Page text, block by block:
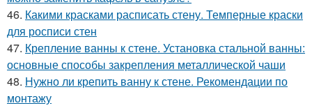
46. Какими красками расписать стену. Темперные краски
для росписи стен
47. Крепление ванны к стене. Установка стальной ванны:
основные способы закрепления металлической чаши
48. Нужно ли крепить ванну к стене. Рекомендации по
монтажу